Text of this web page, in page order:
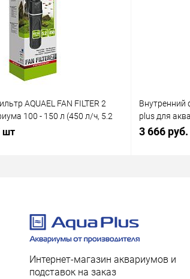
AQUAEL FAN FILTER 2
100 - 150 л (450 л/ч, 5.2
шт
Внутренний
plus для
Вт)
3 666 руб.
Интернет-магазин аквариумов и
подставок на заказ